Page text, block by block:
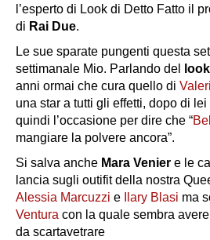
l’esperto di Look di Detto Fatto il
di Rai Due.
Le sue sparate pungenti questa
settimanale Mio. Parlando del look
anni ormai che cura quello di
una star a tutti gli effetti, dopo di
quindi l’occasione per dire che “
mangiare la polvere ancora”.
Si salva anche Mara Venier e le
lancia sugli outifit della nostra
Alessia Marcuzzi e Ilary Blasi ma
Ventura con la quale sembra
da scartavetrare